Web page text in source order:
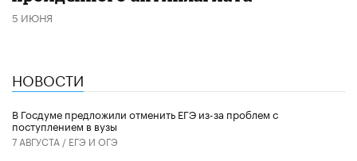
5 ИЮНЯ
НОВОСТИ
В Госдуме предложили отменить ЕГЭ из-за проблем с
поступлением в вузы
7 АВГУСТА / ЕГЭ И ОГЭ